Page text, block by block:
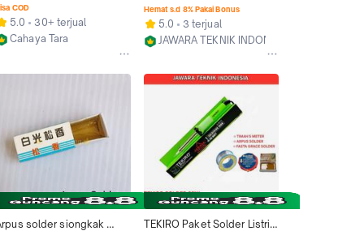
COD
5.0
30+ terjual
Cahaya Tara
songka/Siongka Pembersih
Soldering Iron Murah
Berkualitas Efektif dan
Praktis
Hemat s.d 8% Pakai Bonus
5.0
3 terjual
JAWARA TEKNIK INDONESIA
solder siongkak
TEKIRO Paket Solder Listrik